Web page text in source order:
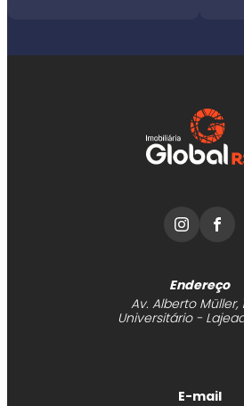
Endereço
Av. Alberto Müller,
Universitário -
E-mail